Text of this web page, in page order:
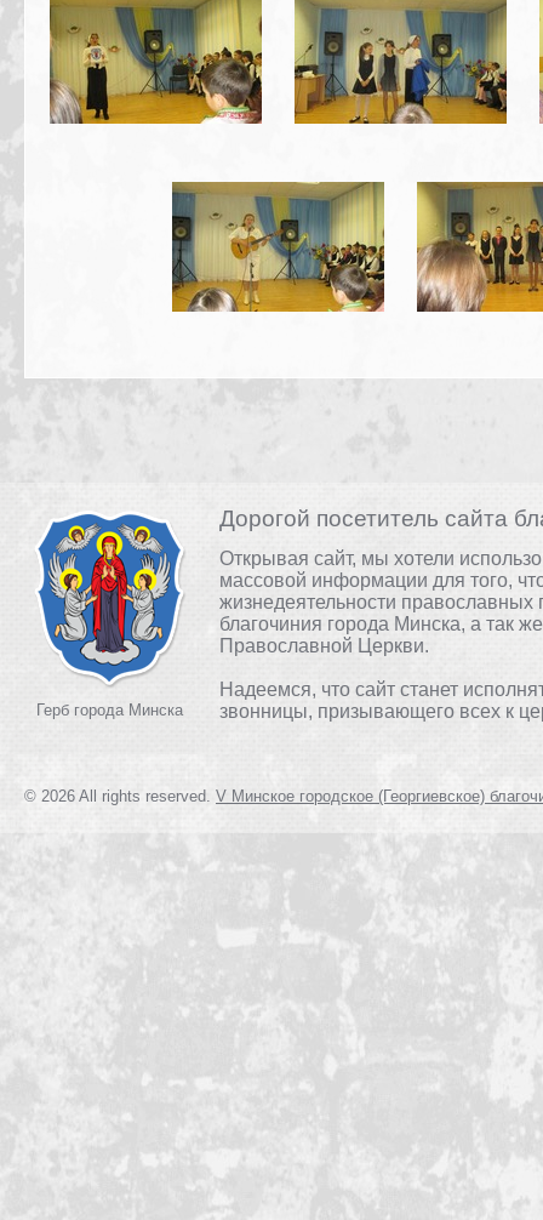
Герб города Минска
Дорогой посетитель сайта
Открывая сайт, мы хотели
массовой информации для того,
жизнедеятельности православных
благочиния города Минска, а так
Православной Церкви.
Надеемся, что сайт станет
звонницы, призывающего всех к
© 2026 All rights reserved. V Минское городское (Георгиевское)